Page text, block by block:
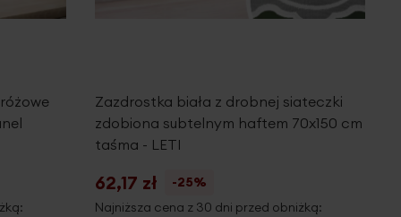
Zazdrostka biała z drobnej siateczki
zdobiona subtelnym haftem 70x150 cm
taśma - LETI
62,17 zł
-25%
Najniższa cena z 30 dni przed obniżką: